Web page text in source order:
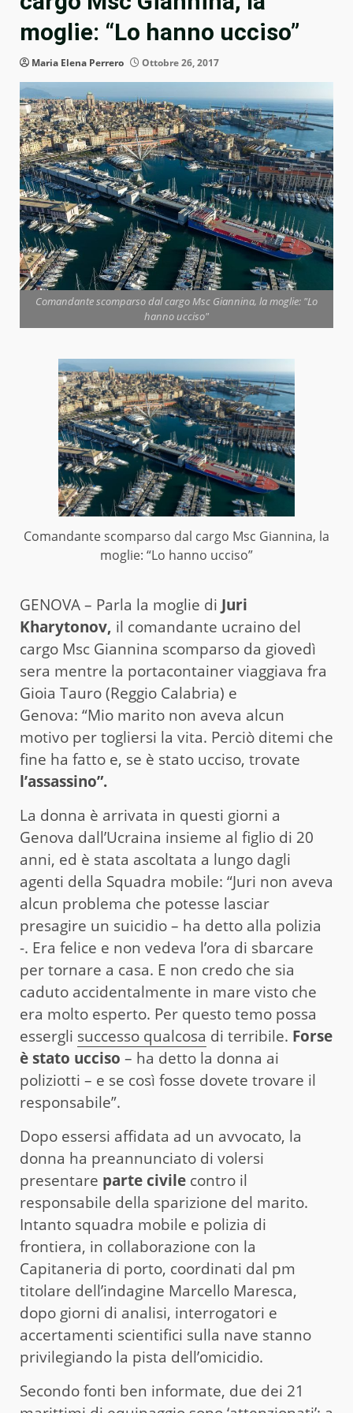
moglie: “Lo hanno ucciso”
Maria Elena Perrero Ottobre 26, 2017
Comandante scomparso dal cargo Msc Giannina, la moglie: "Lo
hanno ucciso"
Comandante scomparso dal cargo Msc Giannina, la
moglie: “Lo hanno ucciso”
GENOVA – Parla la moglie di Juri
Kharytonov, il comandante ucraino del
cargo Msc Giannina scomparso da giovedì
sera mentre la portacontainer viaggiava fra
Gioia Tauro (Reggio Calabria) e
Genova: “Mio marito non aveva alcun
motivo per togliersi la vita. Perciò ditemi che
fine ha fatto e, se è stato ucciso, trovate
l’assassino”.
La donna è arrivata in questi giorni a
Genova dall’Ucraina insieme al figlio di 20
anni, ed è stata ascoltata a lungo dagli
agenti della Squadra mobile: “Juri non aveva
alcun problema che potesse lasciar
presagire un suicidio – ha detto alla polizia
-. Era felice e non vedeva l’ora di sbarcare
per tornare a casa. E non credo che sia
caduto accidentalmente in mare visto che
era molto esperto. Per questo temo possa
essergli successo qualcosa di terribile. Forse
è stato ucciso – ha detto la donna ai
poliziotti – e se così fosse dovete trovare il
responsabile”.
Dopo essersi affidata ad un avvocato, la
donna ha preannunciato di volersi
presentare parte civile contro il
responsabile della sparizione del marito.
Intanto squadra mobile e polizia di
frontiera, in collaborazione con la
Capitaneria di porto, coordinati dal pm
titolare dell’indagine Marcello Maresca,
dopo giorni di analisi, interrogatori e
accertamenti scientifici sulla nave stanno
privilegiando la pista dell’omicidio.
Secondo fonti ben informate, due dei 21